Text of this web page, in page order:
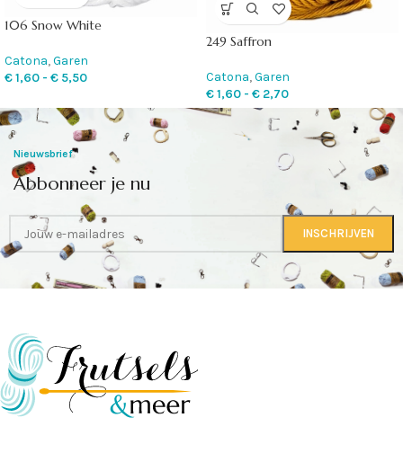
106 Snow White
Catona,Garen
€1,60 - € 5,50
249 Saffron
Catona,Garen
€1,60 - € 2,70
Nieuwsbrief
Abbonneer je nu